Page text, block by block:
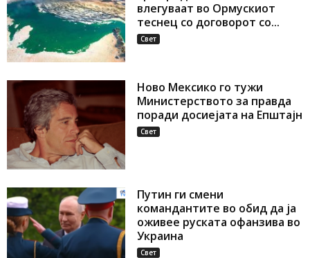
влегуваат во Ормускиот
теснец со договорот со...
Свет
Ново Мексико го тужи
Министерството за правда
поради досиејата на Епштајн
Свет
Путин ги смени
командантите во обид да ја
оживее руската офанзива во
Украина
Свет